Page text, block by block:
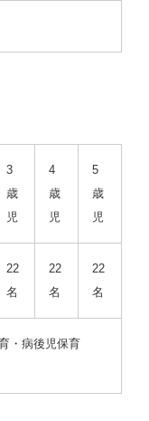
3
歳
児
4
歳
児
5
歳
児
22
名
22
名
22
名
・病後児保育